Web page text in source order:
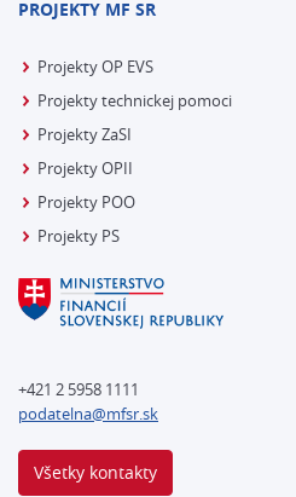
PROJEKTY MF SR
Projekty OP EVS
Projekty technickej pomoci
Projekty ZaSI
Projekty OPII
Projekty POO
Projekty PS
+421 2 5958 1111
podatelna@mfsr.sk
Všetky kontakty